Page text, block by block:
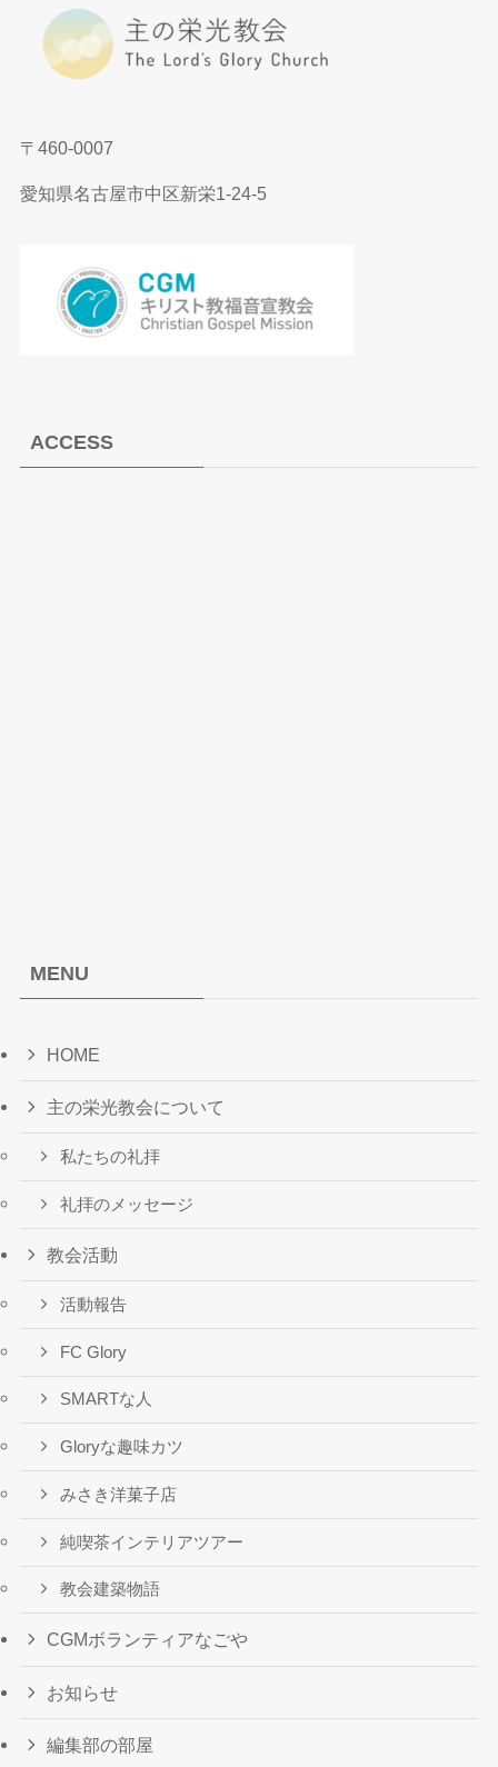
〒460-0007
愛知県名古屋市中区新栄1-24-5
ACCESS
MENU
HOME
主の栄光教会について
私たちの礼拝
礼拝のメッセージ
教会活動
活動報告
FC Glory
SMARTな人
Gloryな趣味カツ
みさき洋菓子店
純喫茶インテリアツアー
教会建築物語
CGMボランティアなごや
お知らせ
編集部の部屋